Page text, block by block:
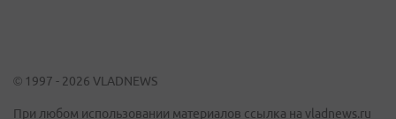
© 1997 - 2026 VLADNEWS
При любом использовании материалов ссылка на vladnews.ru